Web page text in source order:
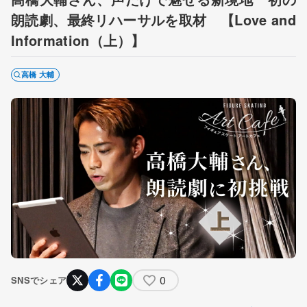
朗読劇、最終リハーサルを取材 【Love and
Information（上）】
高橋 大輔
SNSでシェア 0